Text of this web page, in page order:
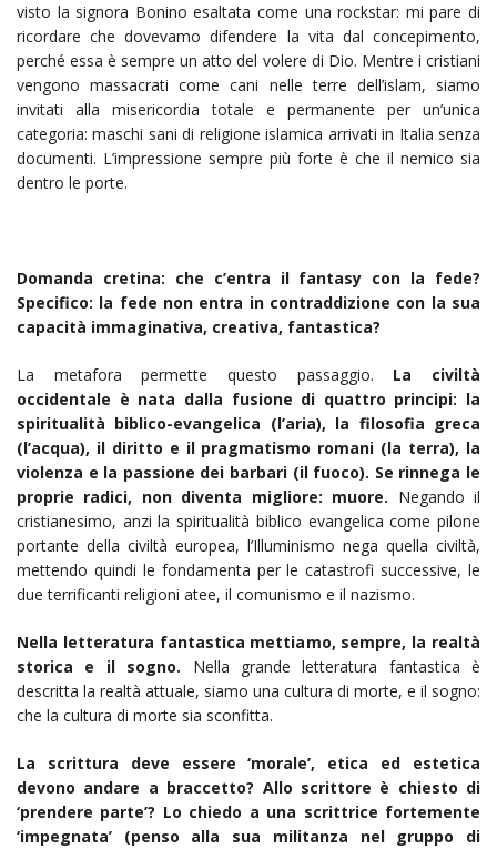
visto la signora Bonino esaltata come una rockstar: mi pare di
ricordare che dovevamo difendere la vita dal concepimento,
perché essa è sempre un atto del volere di Dio. Mentre i cristiani
vengono massacrati come cani nelle terre dell’islam, siamo
invitati alla misericordia totale e permanente per un’unica
categoria: maschi sani di religione islamica arrivati in Italia senza
documenti. L’impressione sempre più forte è che il nemico sia
dentro le porte.
Domanda cretina: che c’entra il fantasy con la fede?
Specifico: la fede non entra in contraddizione con la sua
capacità immaginativa, creativa, fantastica?
La metafora permette questo passaggio. La civiltà
occidentale è nata dalla fusione di quattro principi: la
spiritualità biblico-evangelica (l’aria), la filosofia greca
(l’acqua), il diritto e il pragmatismo romani (la terra), la
violenza e la passione dei barbari (il fuoco). Se rinnega le
proprie radici, non diventa migliore: muore. Negando il
cristianesimo, anzi la spiritualità biblico evangelica come pilone
portante della civiltà europea, l’Illuminismo nega quella civiltà,
mettendo quindi le fondamenta per le catastrofi successive, le
due terrificanti religioni atee, il comunismo e il nazismo.
Nella letteratura fantastica mettiamo, sempre, la realtà
storica e il sogno. Nella grande letteratura fantastica è
descritta la realtà attuale, siamo una cultura di morte, e il sogno:
che la cultura di morte sia sconfitta.
La scrittura deve essere ‘morale’, etica ed estetica
devono andare a braccetto? Allo scrittore è chiesto di
‘prendere parte’? Lo chiedo a una scrittrice fortemente
‘impegnata’ (penso alla sua militanza nel gruppo di